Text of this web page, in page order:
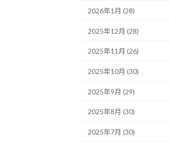
2026年1月 (28)
2025年12月 (28)
2025年11月 (26)
2025年10月 (30)
2025年9月 (29)
2025年8月 (30)
2025年7月 (30)